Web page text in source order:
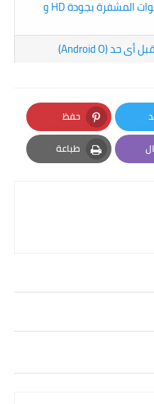
تطبيق جديد لمشاهدة جميع القنوات المشفرة بجودة HD و
حفظ
Pinterest
طباعة
Print